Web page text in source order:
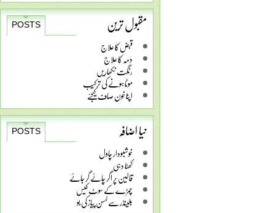
مقبول ترین
POSTS
قبض کا علاج
دمہ کا علاج
رنگت نکھاریں
موٹا ہونے کی ترکیب
اپنا خون صاف کیجئے
نیا اضافہ
POSTS
خوشبودار چاول
کھٹا دہی
قالین پر اگر چائے گر جائے
چمڑے کے سوٹ کیس
بلینڈر سے لہسن پیاز کی بو